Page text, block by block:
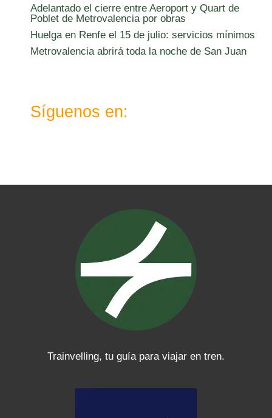
Adelantado el cierre entre Aeroport y Quart de
Poblet de Metrovalencia por obras
Huelga en Renfe el 15 de julio: servicios mínimos
Metrovalencia abrirá toda la noche de San Juan
Síguenos en:
Trainvelling, tu guía para viajar en tren.